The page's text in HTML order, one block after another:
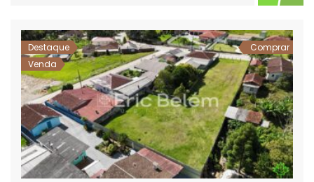
Destaque
Venda
Comprar